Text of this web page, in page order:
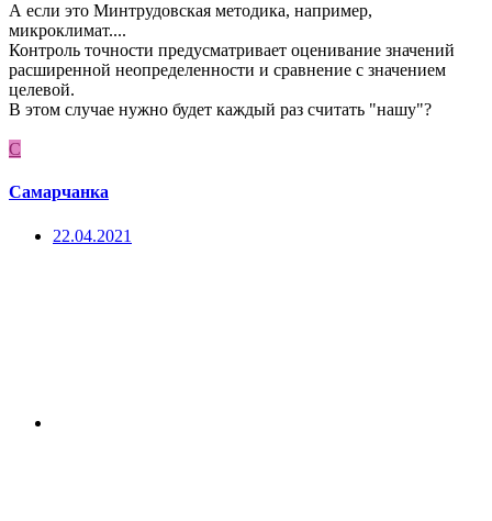
А если это Минтрудовская методика, например,
микроклимат....
Контроль точности предусматривает оценивание значений
расширенной неопределенности и сравнение с значением
целевой.
В этом случае нужно будет каждый раз считать "нашу"?
С
Самарчанка
22.04.2021